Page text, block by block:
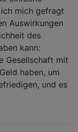
mich gefragt
Auswirkungen
des
kann:
Gesellschaft mit
haben, um
und es